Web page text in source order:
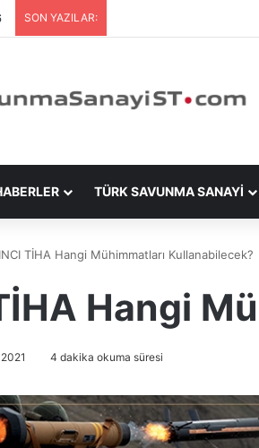
SON YAZILAR:
TÜRK SAVUNMA SANAYİ
TİHA Hangi Mühimmatları Kullanabilecek?
Hangi
4 dakika okuma süresi